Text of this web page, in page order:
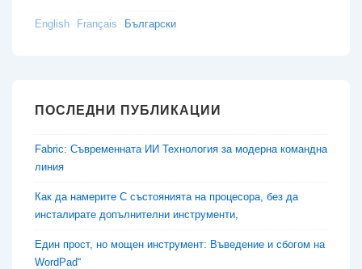
English Français Български
ПОСЛЕДНИ ПУБЛИКАЦИИ
Fabric: Съвременната ИИ Технология за модерна командна
линия
Как да намерите C състоянията на процесора, без да
инсталирате допълнителни инструменти,
Един прост, но мощен инструмент: Въведение и сбогом на
WordPad“